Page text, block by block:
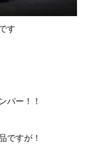
す
パー！！
ですが！